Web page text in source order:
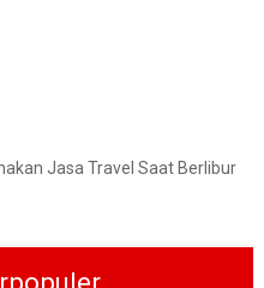
Jasa Travel Saat Berlibur